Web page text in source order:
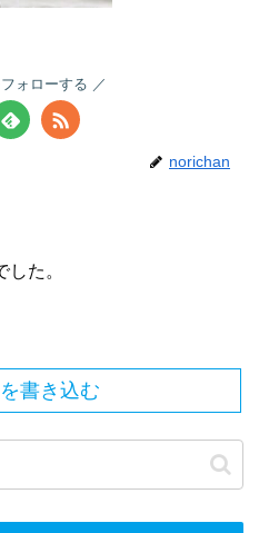
ォローする
norichan
た。
書き込む